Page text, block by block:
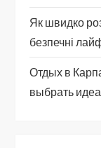
Як швидко
безпечні
Отдых в
выбрать